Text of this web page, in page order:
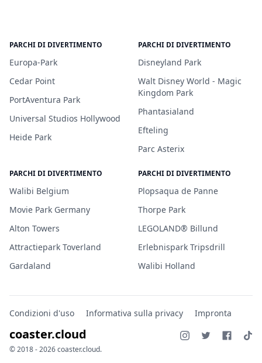
PARCHI DI DIVERTIMENTO
Europa-Park
Cedar Point
PortAventura Park
Universal Studios Hollywood
Heide Park
PARCHI DI DIVERTIMENTO
Disneyland Park
Walt Disney World - Magic
Kingdom Park
Phantasialand
Efteling
Parc Asterix
PARCHI DI DIVERTIMENTO
Walibi Belgium
Movie Park Germany
Alton Towers
Attractiepark Toverland
Gardaland
PARCHI DI DIVERTIMENTO
Plopsaqua de Panne
Thorpe Park
LEGOLAND® Billund
Erlebnispark Tripsdrill
Walibi Holland
Condizioni d'uso Informativa sulla privacy Impronta
coaster.cloud
© 2018 - 2026 coaster.cloud.